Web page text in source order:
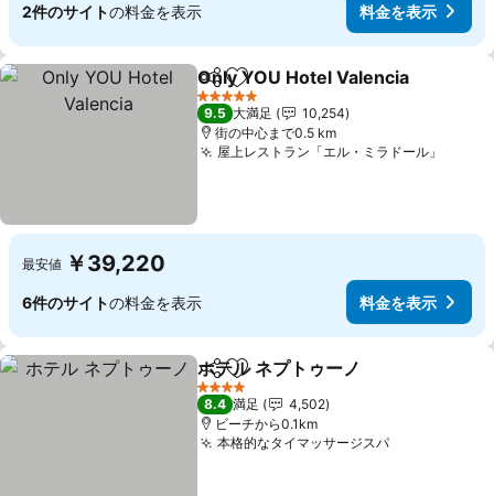
2件のサイトの料金を表示 料金を表示
シェアお気に入りに追加
Only YOU Hotel Valencia
5 ホテルのランク
9.5 大満足
10,254
街の中心まで0.5 km
屋上レストラン「エル・ミラドール」
最安値 ￥39,220
6件のサイトの料金を表示 料金を表示
シェアお気に入りに追加
ホテル ネプトゥーノ
4 ホテルのランク
8.4 満足
4,502
ビーチから0.1km
本格的なタイマッサージスパ